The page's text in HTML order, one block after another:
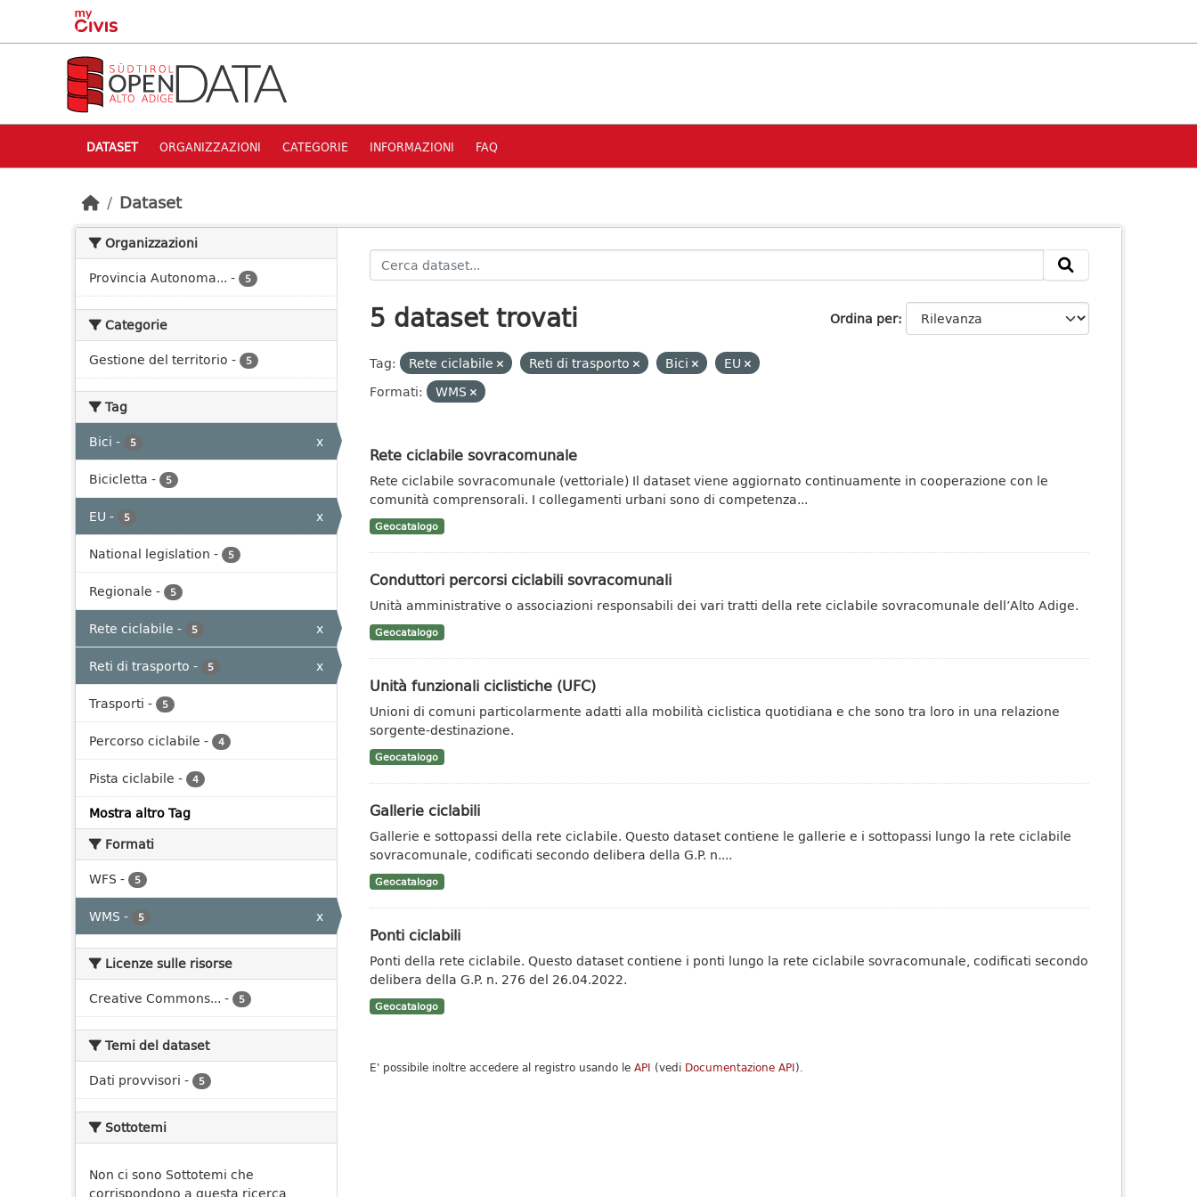
Skip to main content
DATASET ORGANIZZAZIONI CATEGORIE INFORMAZIONI FAQ
Dataset
Organizzazioni
Provincia Autonoma... - 5
Categorie
Gestione del territorio - 5
Tag
Bici - 5
x
Bicicletta - 5
EU - 5
x
National legislation - 5
Regionale - 5
Rete ciclabile - 5
x
Reti di trasporto - 5
x
Trasporti - 5
Percorso ciclabile - 4
Pista ciclabile - 4
Mostra altro Tag
Formati
WFS - 5
WMS - 5 x
Licenze sulle risorse
Creative Commons... - 5
Temi del dataset
Dati provvisori - 5
Sottotemi
Non ci sono Sottotemi che
corrispondono a questa ricerca
Ordina per
5 dataset trovati
Tag: Rete ciclabile Reti di trasporto Bici
EU
Formati:
WMS
Rete ciclabile sovracomunale
Rete ciclabile sovracomunale (vettoriale) Il dataset viene aggiornato continuamente in cooperazione con le
comunità comprensorali. I collegamenti urbani sono di competenza...
Geocatalogo
Conduttori percorsi ciclabili sovracomunali
Unità amministrative o associazioni responsabili dei vari tratti della rete ciclabile sovracomunale dell’Alto Adige.
Geocatalogo
Unità funzionali ciclistiche (UFC)
Unioni di comuni particolarmente adatti alla mobilità ciclistica quotidiana e che sono tra loro in una relazione
sorgente-destinazione.
Geocatalogo
Gallerie ciclabili
Gallerie e sottopassi della rete ciclabile. Questo dataset contiene le gallerie e i sottopassi lungo la rete ciclabile
sovracomunale, codificati secondo delibera della G.P. n....
Geocatalogo
Ponti ciclabili
Ponti della rete ciclabile. Questo dataset contiene i ponti lungo la rete ciclabile sovracomunale, codificati secondo
delibera della G.P. n. 276 del 26.04.2022.
Geocatalogo
E' possibile inoltre accedere al registro usando le API (vedi Documentazione API).